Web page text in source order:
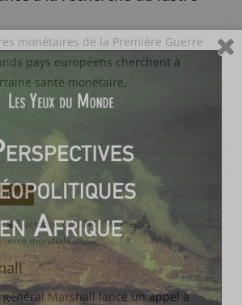
monétaires de la Première Guerre
pays européens cherchent à
santé monétaire,
3 octobre 2010
0 Comments
mondiale
général Marshall lance un appel à